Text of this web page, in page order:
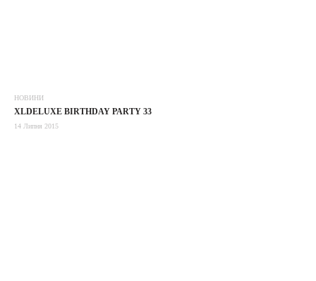
НОВИНИ
XLDELUXE BIRTHDAY PARTY 33
14 Липня 2015